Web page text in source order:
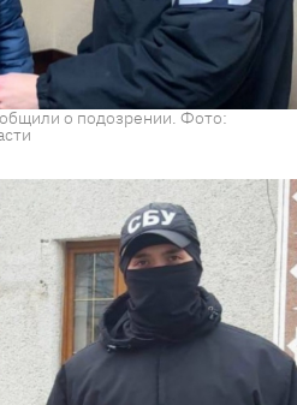
о подозрении. Фото: